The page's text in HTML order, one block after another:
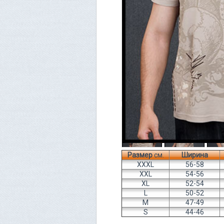
Размерсм. Ширина
XXXL
56-58
XXL
54-56
XL
52-54
L
50-52
M
47-49
S
44-46